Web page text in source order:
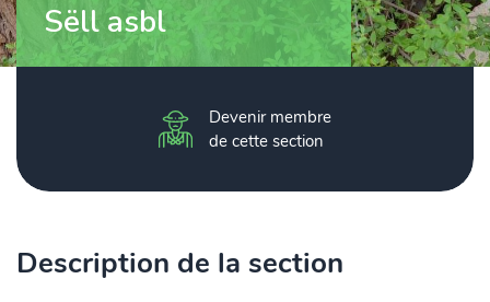
Sëll asbl
Devenir membre
de cette section
Description de la section